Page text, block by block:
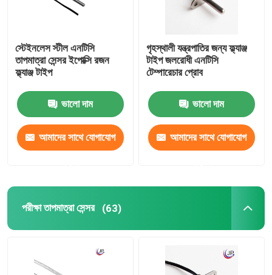
স্টেইনলেস স্টীল এনটিসি
তাপমাত্রা সেন্সর ইপোক্সি রজন
ফ্ল্যাঞ্জ টাইপ
ভালো দাম
আমাদের সাথে যোগাযোগ
গৃহস্থালী যন্ত্রপাতির জন্য ফ্ল্যাঞ্জ
টাইপ জলরোধী এনটিসি
টেম্পারেচার প্রোব
ভালো দাম
আমাদের সাথে যোগাযোগ
পরীক্ষা তাপমাত্রা সেন্সর (63)